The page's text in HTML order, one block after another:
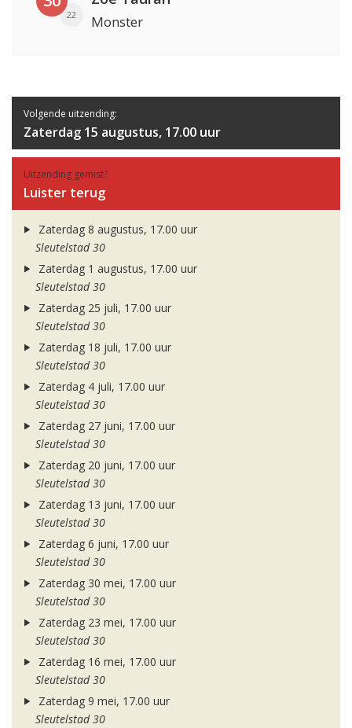
22 Monster
Volgende uitzending:
Zaterdag 15 augustus, 17.00 uur
Uitzending gemist?
Luister terug
Zaterdag 8 augustus, 17.00 uur
Sleutelstad 30
Zaterdag 1 augustus, 17.00 uur
Sleutelstad 30
Zaterdag 25 juli, 17.00 uur
Sleutelstad 30
Zaterdag 18 juli, 17.00 uur
Sleutelstad 30
Zaterdag 4 juli, 17.00 uur
Sleutelstad 30
Zaterdag 27 juni, 17.00 uur
Sleutelstad 30
Zaterdag 20 juni, 17.00 uur
Sleutelstad 30
Zaterdag 13 juni, 17.00 uur
Sleutelstad 30
Zaterdag 6 juni, 17.00 uur
Sleutelstad 30
Zaterdag 30 mei, 17.00 uur
Sleutelstad 30
Zaterdag 23 mei, 17.00 uur
Sleutelstad 30
Zaterdag 16 mei, 17.00 uur
Sleutelstad 30
Zaterdag 9 mei, 17.00 uur
Sleutelstad 30